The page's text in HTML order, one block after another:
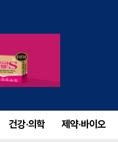
건강·의학 제약·바이오